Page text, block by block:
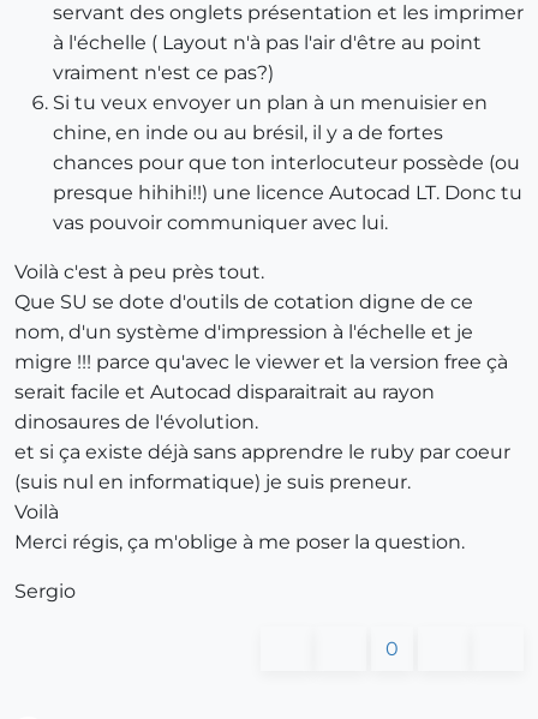
servant des onglets présentation et les imprimer
à l'échelle ( Layout n'à pas l'air d'être au point
vraiment n'est ce pas?)
Si tu veux envoyer un plan à un menuisier en
chine, en inde ou au brésil, il y a de fortes
chances pour que ton interlocuteur possède (ou
presque hihihi!!) une licence Autocad LT. Donc tu
vas pouvoir communiquer avec lui.
Voilà c'est à peu près tout.
Que SU se dote d'outils de cotation digne de ce
nom, d'un système d'impression à l'échelle et je
migre !!! parce qu'avec le viewer et la version free çà
serait facile et Autocad disparaitrait au rayon
dinosaures de l'évolution.
et si ça existe déjà sans apprendre le ruby par coeur
(suis nul en informatique) je suis preneur.
Voilà
Merci régis, ça m'oblige à me poser la question.
Sergio
0